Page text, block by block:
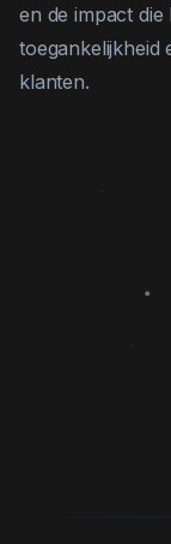
en de impact
klanten.